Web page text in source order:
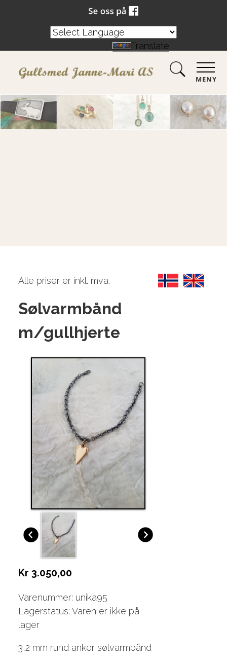
MENY
Alle priser er inkl. mva.
Sølvarmbånd
m/gullhjerte
Kr 3.050,00
Varenummer: unika95
Lagerstatus: Varen er ikke på
lager
3,2 mm rund anker sølvarmbånd
Translate